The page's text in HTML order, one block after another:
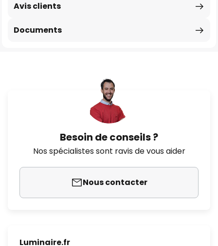
Avis clients
Documents
Besoin de conseils ?
Nos spécialistes sont ravis de vous aider
Nous contacter
Luminaire.fr